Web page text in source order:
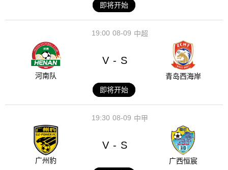
即将开始
08-09
19:00 中超
河南队
V - S
青岛西海岸
即将开始
08-09
19:30 中甲
广州豹
V - S
广西恒宸